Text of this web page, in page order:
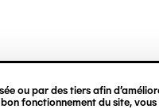
ou par des tiers afin
fonctionnement du site,